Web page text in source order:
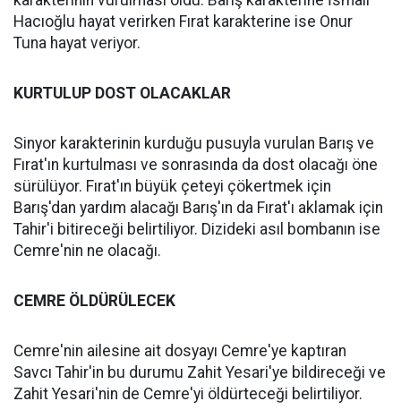
Hacıoğlu hayat verirken Fırat karakterine ise Onur
Tuna hayat veriyor.
KURTULUP DOST OLACAKLAR
Sinyor karakterinin kurduğu pusuyla vurulan Barış ve
Fırat'ın kurtulması ve sonrasında da dost olacağı öne
sürülüyor. Fırat'ın büyük çeteyi çökertmek için
Barış'dan yardım alacağı Barış'ın da Fırat'ı aklamak için
Tahir'i bitireceği belirtiliyor. Dizideki asıl bombanın ise
Cemre'nin ne olacağı.
CEMRE ÖLDÜRÜLECEK
Cemre'nin ailesine ait dosyayı Cemre'ye kaptıran
Savcı Tahir'in bu durumu Zahit Yesari'ye bildireceği ve
Zahit Yesari'nin de Cemre'yi öldürteceği belirtiliyor.